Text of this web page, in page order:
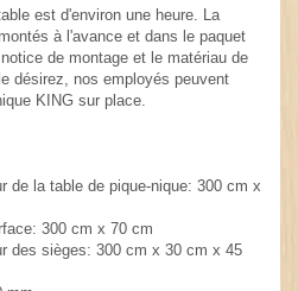
est d'environ une heure. La
à l'avance et dans le paquet
de montage et le matériau de
désirez, nos employés peuvent
KING sur place.
de la table de pique-nique: 300 cm x
300 cm x 70 cm
des sièges: 300 cm x 30 cm x 45